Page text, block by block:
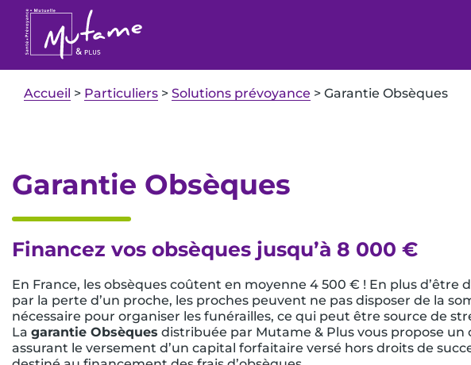
Accueil > Particuliers > Solutions prévoyance > Garantie Obsèques
Garantie Obsèques
Financez vos obsèques jusqu’à 8 000 €
En France, les obsèques coûtent en moyenne 4 500 € ! En plus d’être
par la perte d’un proche, les proches peuvent ne pas disposer de la
nécessaire pour organiser les funérailles, ce qui peut être source de
La garantie Obsèques distribuée par Mutame & Plus vous propose un
assurant le versement d’un capital forfaitaire versé hors droits de